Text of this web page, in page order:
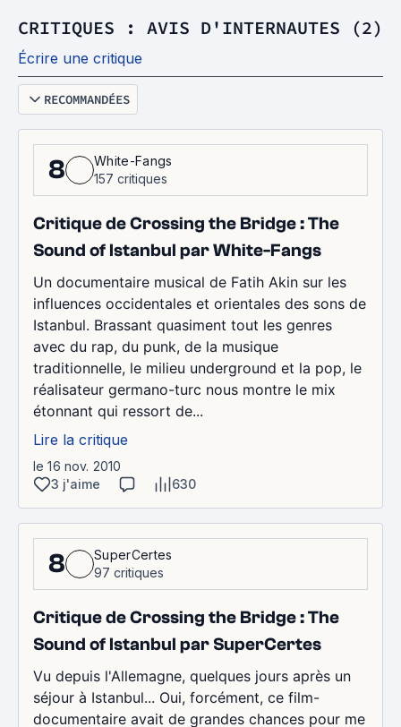
CRITIQUES : AVIS D'INTERNAUTES (2)
Écrire une critique
RECOMMANDÉES
8
White-Fangs
157 critiques
Critique de Crossing the Bridge : The
Sound of Istanbul par White-Fangs
Un documentaire musical de Fatih Akin sur les
influences occidentales et orientales des sons de
Istanbul. Brassant quasiment tout les genres
avec du rap, du punk, de la musique
traditionnelle, le milieu underground et la pop, le
réalisateur germano-turc nous montre le mix
étonnant qui ressort de...
Lire la critique
le 16 nov. 2010
3 j'aime
630
8
SuperCertes
97 critiques
Critique de Crossing the Bridge : The
Sound of Istanbul par SuperCertes
Vu depuis l'Allemagne, quelques jours après un
séjour à Istanbul... Oui, forcément, ce film-
documentaire avait de grandes chances pour me